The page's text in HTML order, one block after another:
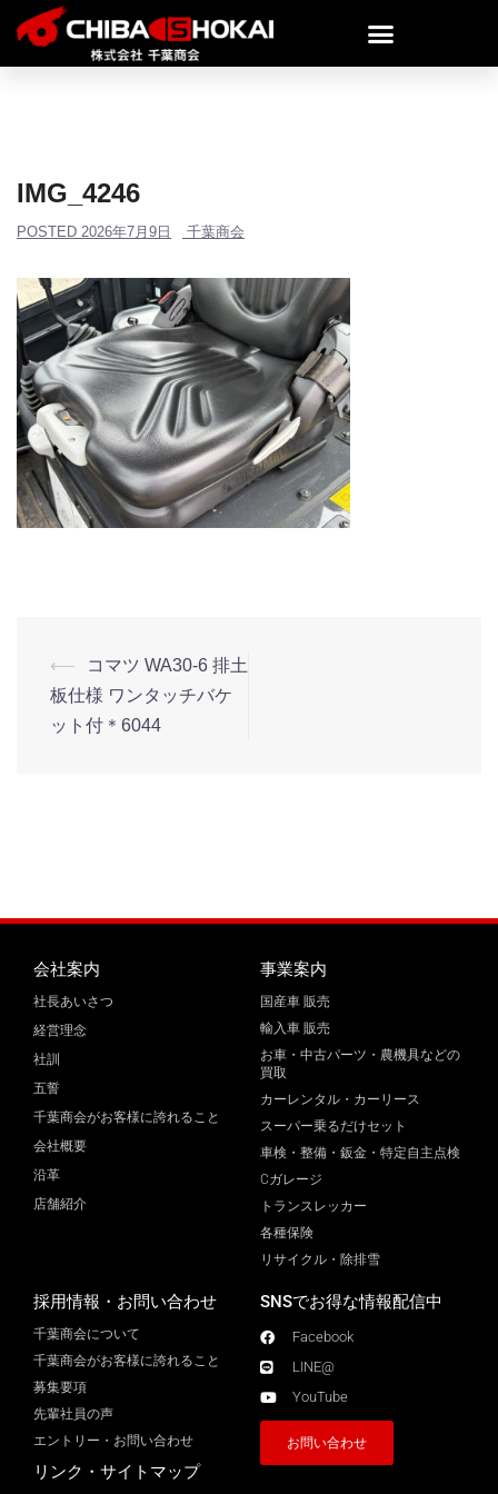
IMG_4246
POSTED 2026年7月9日 千葉商会
⟵
コマツ WA30-6 排土
板仕様 ワンタッチバケ
ット付＊6044
会社案内
社長あいさつ
経営理念
社訓
五誓
千葉商会がお客様に誇れること
会社概要
沿革
店舗紹介
事業案内
国産車 販売
輸入車 販売
お車・中古パーツ・農機具などの
買取
カーレンタル・カーリース
スーパー乗るだけセット
車検・整備・鈑金・特定自主点検
Cガレージ
トランスレッカー
各種保険
リサイクル・除排雪
採用情報・お問い合わせ
千葉商会について
千葉商会がお客様に誇れること​
募集要項
先輩社員の声
エントリー・お問い合わせ
リンク・サイトマップ
SNSでお得な情報配信中
Facebook
LINE@
YouTube
お問い合わせ